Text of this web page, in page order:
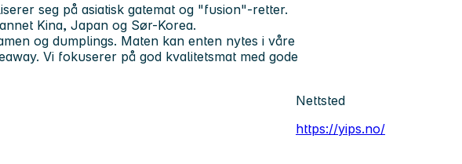
seg på asiatisk gatemat og "fusion"-retter.
Kina, Japan og Sør-Korea.
og dumplings. Maten kan enten nytes i våre
Vi fokuserer på god kvalitetsmat med gode
Nettsted
https://yips.no/